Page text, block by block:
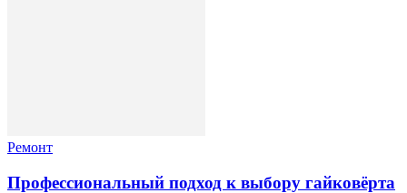
Ремонт
Профессиональный подход к выбору гайковёрта